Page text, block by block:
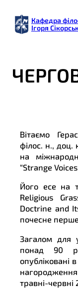
Кафедра
Ігоря
Вітаємо
філос. н., доц.
на
“Strange
Його есе на
Religious
Doctrine and
почесне
Загалом для
понад 90
опубліковані
травні-червні